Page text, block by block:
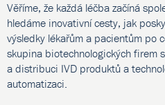
Věříme, že každá léčba začíná
hledáme inovativní cesty, jak
výsledky lékařům a pacientům po
skupina biotechnologických firem
a distribuci IVD produktů a
automatizaci.